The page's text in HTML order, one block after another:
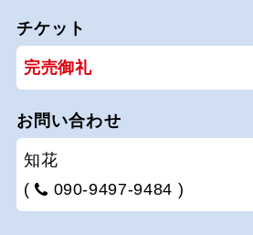
チケット
完売御礼
お問い合わせ
知花
(
090-9497-9484 )